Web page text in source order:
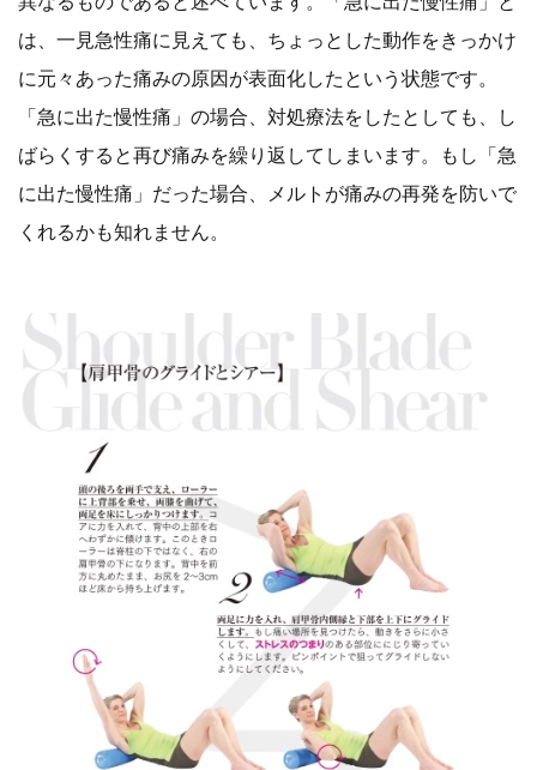
は、一見急性痛に見えても、ちょっとした動作をきっかけ
に元々あった痛みの原因が表面化したという状態です。
「急に出た慢性痛」の場合、対処療法をしたとしても、し
ばらくすると再び痛みを繰り返してしまいます。もし「急
に出た慢性痛」だった場合、メルトが痛みの再発を防いで
くれるかも知れません。